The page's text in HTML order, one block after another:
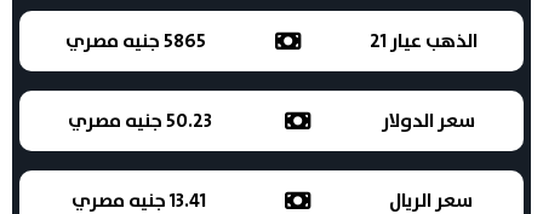
الذهب عيار 21 5865 جنيه مصري
سعر الدولار 50.23 جنيه مصري
سعر الريال 13.41 جنيه مصري